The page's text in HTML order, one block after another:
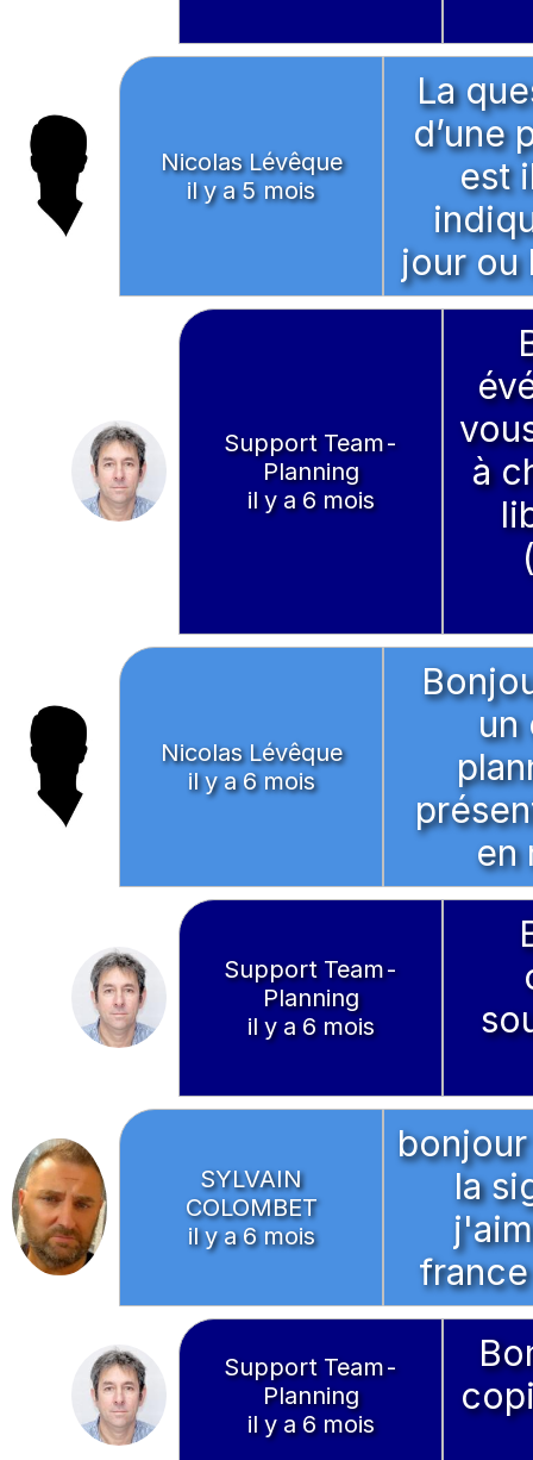
Nicolas Lévêque
il y a 5 mois
La
d’une
est
jour ou
Support Team-
Planning
il y a 6 mois
à
Nicolas Lévêque
il y a 6 mois
un
en
Support Team-
Planning
il y a 6 mois
SYLVAIN
COLOMBET
il y a 6 mois
la
Support Team-
Planning
il y a 6 mois